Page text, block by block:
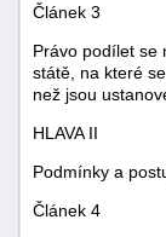
Článek 3
Právo podílet se
státě, na které
než jsou
HLAVA II
Podmínky a
Článek 4